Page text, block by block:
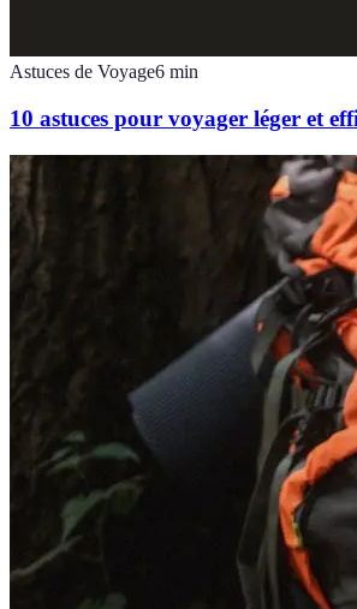
Astuces de Voyage6 min
10 astuces pour voyager léger et